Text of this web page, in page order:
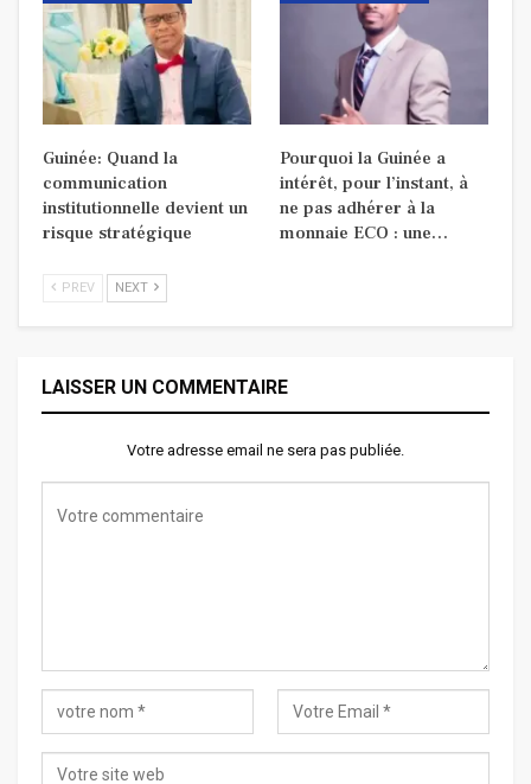
Guinée: Quand la
communication
institutionnelle devient un
risque stratégique
Pourquoi la Guinée a
intérêt, pour l’instant, à
ne pas adhérer à la
monnaie ECO : une…
PREV NEXT
LAISSER UN COMMENTAIRE
Votre adresse email ne sera pas publiée.